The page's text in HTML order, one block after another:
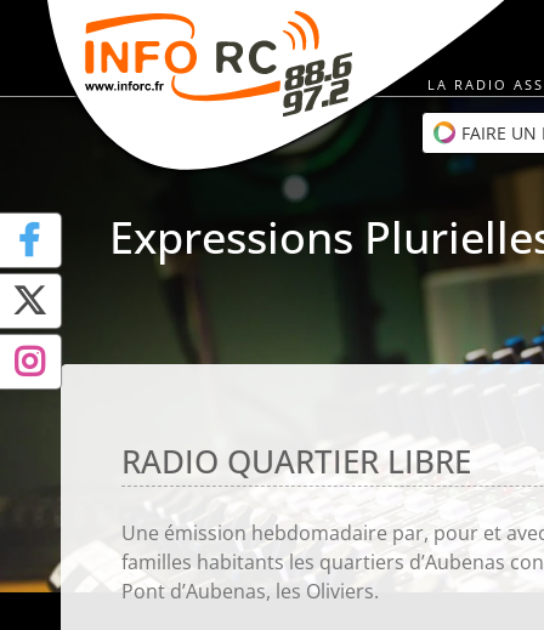
Passer
contenu
LA RADIO
FAIRE UN
Expressions
RADIO QUARTIER LIBRE
Une émission hebdomadaire par, pour et
familles habitants les quartiers d’Aubenas
Pont d’Aubenas, les Oliviers.